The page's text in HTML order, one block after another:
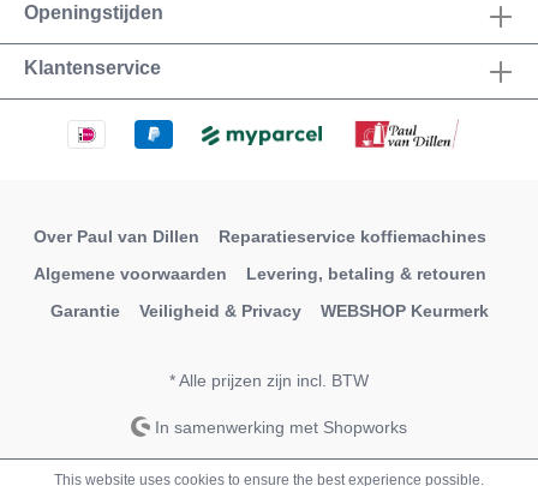
Openingstijden
Klantenservice
Over Paul van Dillen
Reparatieservice koffiemachines
Algemene voorwaarden
Levering, betaling & retouren
Garantie
Veiligheid & Privacy WEBSHOP Keurmerk
* Alle prijzen zijn incl. BTW
In samenwerking met Shopworks
This website uses cookies to ensure the best experience possible.